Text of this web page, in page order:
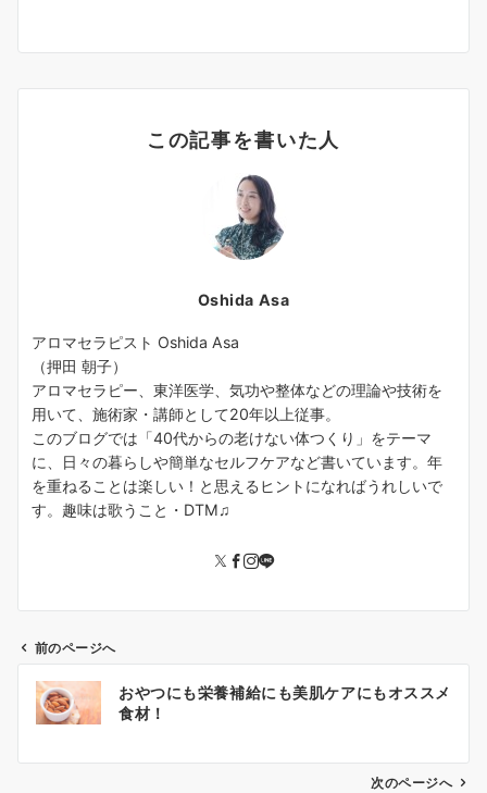
この記事を書いた人
Oshida Asa
アロマセラピスト Oshida Asa
（押田 朝子）
アロマセラピー、東洋医学、気功や整体などの理論や技術を
用いて、施術家・講師として20年以上従事。
このブログでは「40代からの老けない体つくり」をテーマ
に、日々の暮らしや簡単なセルフケアなど書いています。年
を重ねることは楽しい！と思えるヒントになればうれしいで
す。趣味は歌うこと・DTM♫
ビ
前のページへ
おやつにも栄養補給にも美肌ケアにもオススメ
食材！
次のページへ